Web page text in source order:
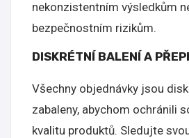
nekonzistentním výsledkům
bezpečnostním rizikům.
DISKRÉTNÍ BALENÍ A
Všechny objednávky jsou
zabaleny, abychom ochránili
kvalitu produktů. Sledujte